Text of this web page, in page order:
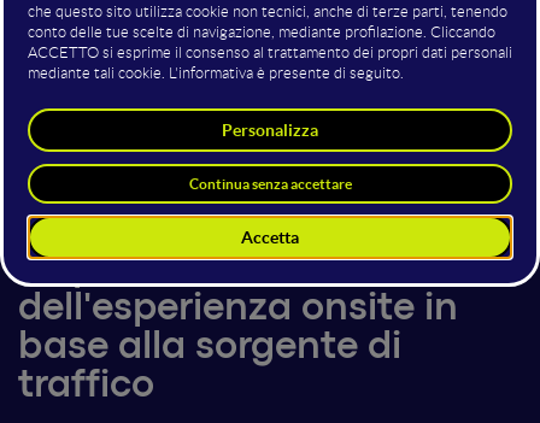
21 giugno 201819:10 - 19:50
Digital Fashion
La personalizzazione
dell'esperienza onsite in
base alla sorgente di
traffico